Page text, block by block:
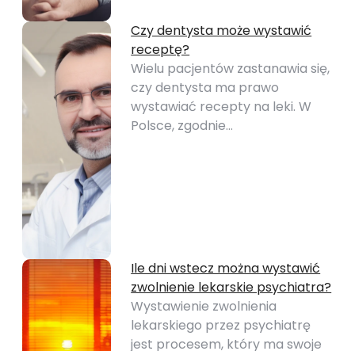
Czy dentysta może wystawić
receptę?
Wielu pacjentów zastanawia się,
czy dentysta ma prawo
wystawiać recepty na leki. W
Polsce, zgodnie…
Ile dni wstecz można wystawić
zwolnienie lekarskie psychiatra?
Wystawienie zwolnienia
lekarskiego przez psychiatrę
jest procesem, który ma swoje